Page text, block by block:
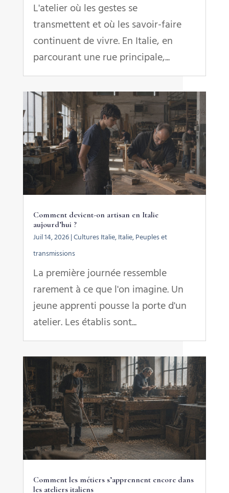
L'atelier où les gestes se
transmettent et où les savoir-faire
continuent de vivre. En Italie, en
parcourant une rue principale,...
Comment devient-on artisan en Italie
aujourd’hui ?
Juil 14, 2026|Cultures Italie,Italie,Peuples et
transmissions
La première journée ressemble
rarement à ce que l'on imagine. Un
jeune apprenti pousse la porte d'un
atelier. Les établis sont...
Comment les métiers s’apprennent encore dans
les ateliers italiens